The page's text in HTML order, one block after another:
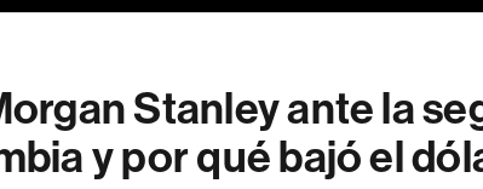
Stanley ante la
y por qué bajó el